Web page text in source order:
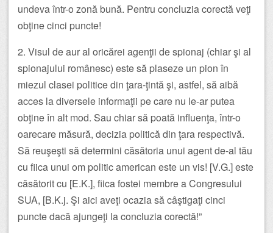
undeva într-o zonă bună. Pentru concluzia corectă veţi
obţine cinci puncte!
2. Visul de aur al oricărei agenţii de spionaj (chiar şi al
spionajului românesc) este să plaseze un pion în
miezul clasei politice din ţara-ţintă şi, astfel, să aibă
acces la diversele informaţii pe care nu le-ar putea
obţine în alt mod. Sau chiar să poată influenţa, într-o
oarecare măsură, decizia politică din ţara respectivă.
Să reuşeşti să determini căsătoria unui agent de-al tău
cu fiica unui om politic american este un vis! [V.G.] este
căsătorit cu [E.K.], fiica fostei membre a Congresului
SUA, [B.K.j. Şi aici aveţi ocazia să câştigaţi cinci
puncte dacă ajungeţi la concluzia corectă!”